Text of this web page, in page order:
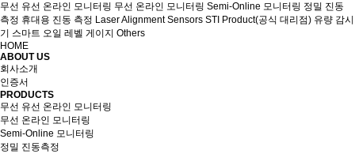
무선 유선 온라인 모니터링 무선 온라인 모니터링 Semi-Online 모니터링 정밀 진동
측정 휴대용 진동 측정 Laser AlignmentSensors STI Product(공식 대리점) 유량 감시
기 스마트 오일 레벨 게이지 Others
HOME
ABOUT US
회사소개
인증서
PRODUCTS
무선 유선 온라인 모니터링
무선 온라인 모니터링
Semi-Online 모니터링
정밀 진동측정